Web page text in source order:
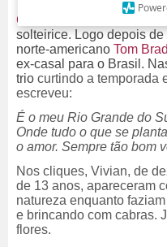
Gisele Bündchen
solteirice. Logo depois
norte-americano Tom
ex-casal para o Brasil.
trio curtindo a temporada
escreveu:
É o meu Rio Grande do
Onde tudo o que se
o amor. Sempre tão bom
Nos cliques, Vivian, de
de 13 anos, apareceram
natureza enquanto
e brincando com cabras.
flores.